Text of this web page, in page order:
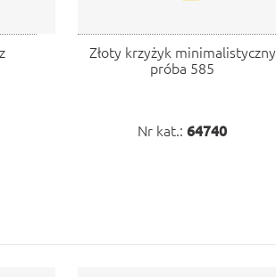
Złoty krzyżyk minimalistyczny
próba 585
Nr kat.: 64740